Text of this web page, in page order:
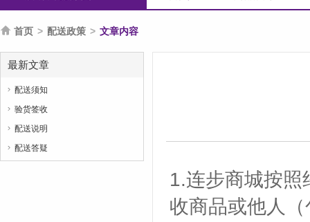
 首页 > 配送政策 > 文章内容
最新文章
 配送须知
 验货签收
 配送说明
 配送答疑
1.连步商城按
收商品或他人